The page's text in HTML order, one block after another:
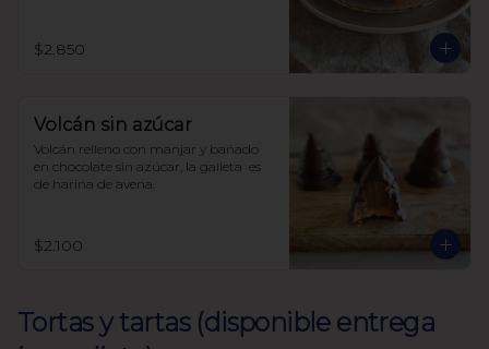
$2.850
Volcán sin azúcar
Volcán relleno con manjar y bañado
en chocolate sin azúcar, la galleta  es
de harina de avena.
$2.100
Tortas y tartas (disponible entrega